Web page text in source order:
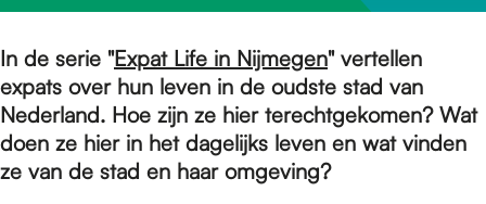
o
m
In de serie "Expat Life in Nijmegen" vertellen
expats over hun leven in de oudste stad van
Nederland. Hoe zijn ze hier terechtgekomen? Wat
doen ze hier in het dagelijks leven en wat vinden
ze van de stad en haar omgeving?